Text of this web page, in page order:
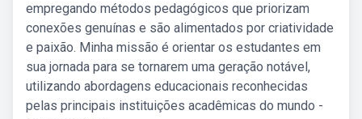
empregando métodos pedagógicos que priorizam
conexões genuínas e são alimentados por criatividade
e paixão. Minha missão é orientar os estudantes em
sua jornada para se tornarem uma geração notável,
utilizando abordagens educacionais reconhecidas
pelas principais instituições acadêmicas do mundo -